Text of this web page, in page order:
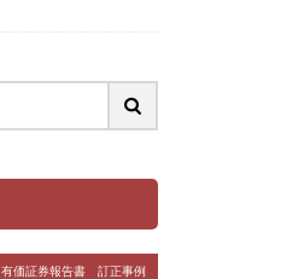
有価証券報告書 訂正事例